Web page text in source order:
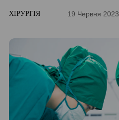
ХІРУРГІЯ 19 Червня 2023